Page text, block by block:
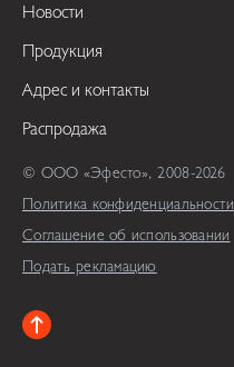
Новости
Продукция
Адрес и контакты
Распродажа
© ООО «Эфесто», 2008-2026
Политика конфиденциальности
Соглашение об использовании
Подать рекламацию